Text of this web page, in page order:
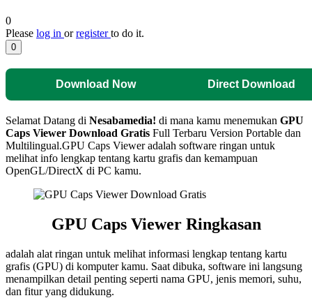
0
Please log in orregisterto do it.
0
Download Now Direct Download
Selamat Datang di Nesabamedia! di mana kamu menemukan GPU
Caps Viewer Download Gratis Full Terbaru Version Portable dan
Multilingual.GPU Caps Viewer adalah software ringan untuk
melihat info lengkap tentang kartu grafis dan kemampuan
OpenGL/DirectX di PC kamu.
GPU Caps Viewer Ringkasan
adalah alat ringan untuk melihat informasi lengkap tentang kartu
grafis (GPU) di komputer kamu. Saat dibuka, software ini langsung
menampilkan detail penting seperti nama GPU, jenis memori, suhu,
dan fitur yang didukung.